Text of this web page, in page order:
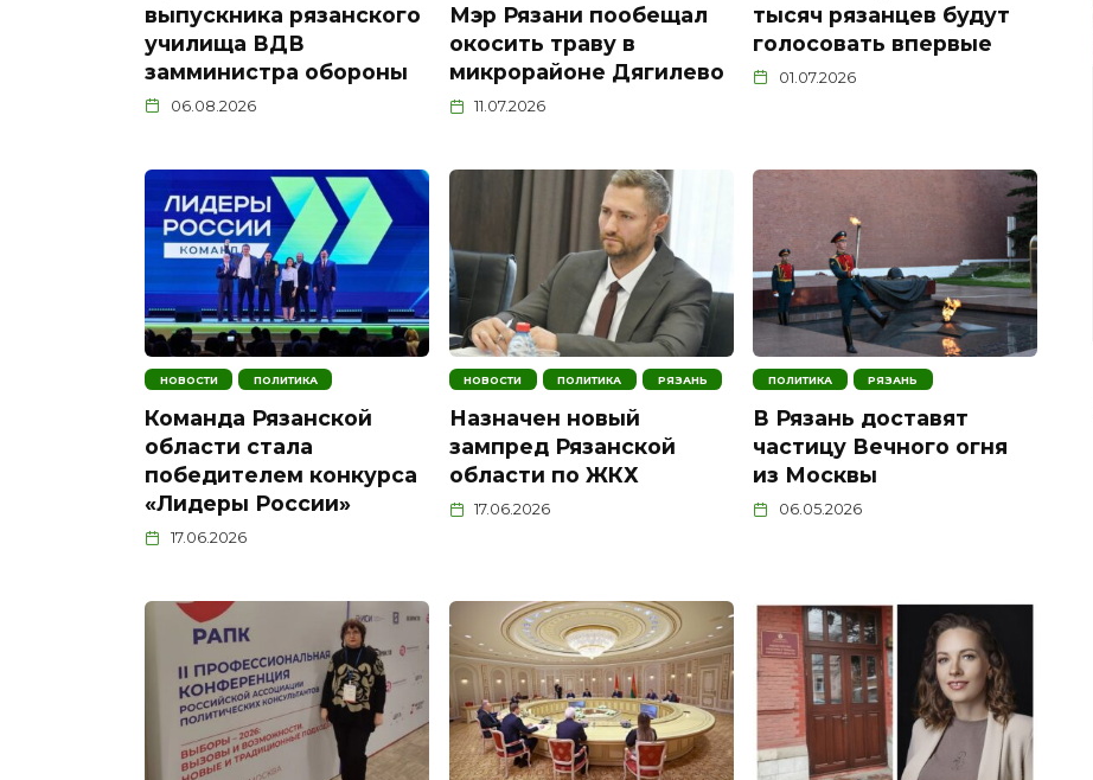
выпускника рязанского
училища ВДВ
замминистра обороны
06.08.2026
Мэр Рязани пообещал
окосить траву в
микрорайоне Дягилево
11.07.2026
тысяч рязанцев будут
голосовать впервые
01.07.2026
НОВОСТИ ПОЛИТИКА
Команда Рязанской
области стала
победителем конкурса
«Лидеры России»
17.06.2026
НОВОСТИ ПОЛИТИКА РЯЗАНЬ
Назначен новый
зампред Рязанской
области по ЖКХ
17.06.2026
ПОЛИТИКА РЯЗАНЬ
В Рязань доставят
частицу Вечного огня
из Москвы
06.05.2026